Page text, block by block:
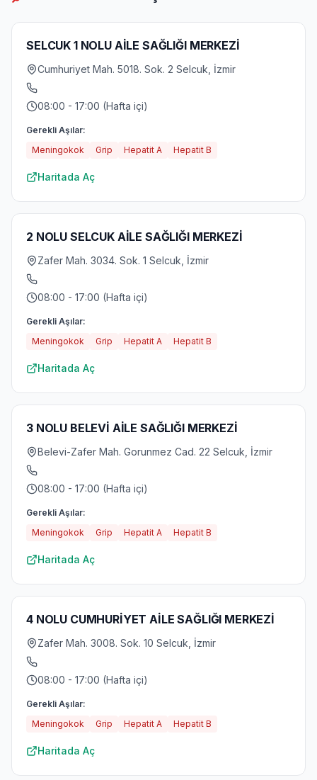
SELCUK 1 NOLU AİLE SAĞLIĞI MERKEZİ
Cumhuriyet Mah. 5018. Sok. 2 Selcuk, İzmir
08:00 - 17:00 (Hafta içi)
Gerekli Aşılar:
Meningokok
Grip Hepatit A Hepatit B
Haritada Aç
2 NOLU SELCUK AİLE SAĞLIĞI MERKEZİ
Zafer Mah. 3034. Sok. 1 Selcuk, İzmir
08:00 - 17:00 (Hafta içi)
Gerekli Aşılar:
Meningokok
Grip Hepatit A Hepatit B
Haritada Aç
3 NOLU BELEVİ AİLE SAĞLIĞI MERKEZİ
Belevi-Zafer Mah. Gorunmez Cad. 22 Selcuk, İzmir
08:00 - 17:00 (Hafta içi)
Gerekli Aşılar:
Meningokok
Grip Hepatit A Hepatit B
Haritada Aç
4 NOLU CUMHURİYET AİLE SAĞLIĞI MERKEZİ
Zafer Mah. 3008. Sok. 10 Selcuk, İzmir
08:00 - 17:00 (Hafta içi)
Gerekli Aşılar:
Meningokok
Grip Hepatit A Hepatit B
Haritada Aç